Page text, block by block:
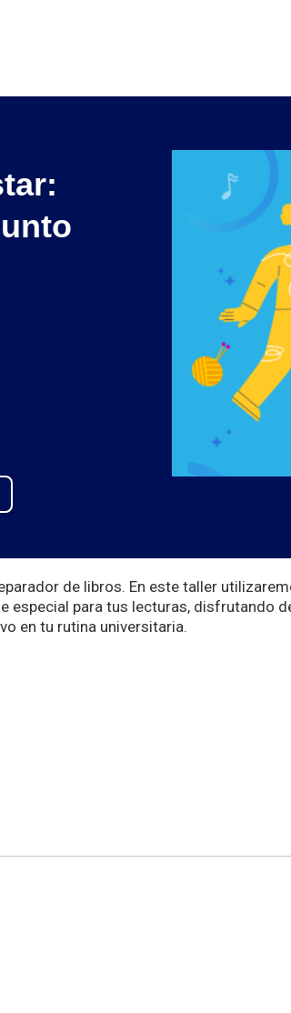
de libros. En este taller
especial para tus lecturas, disfrutando
en tu rutina universitaria.